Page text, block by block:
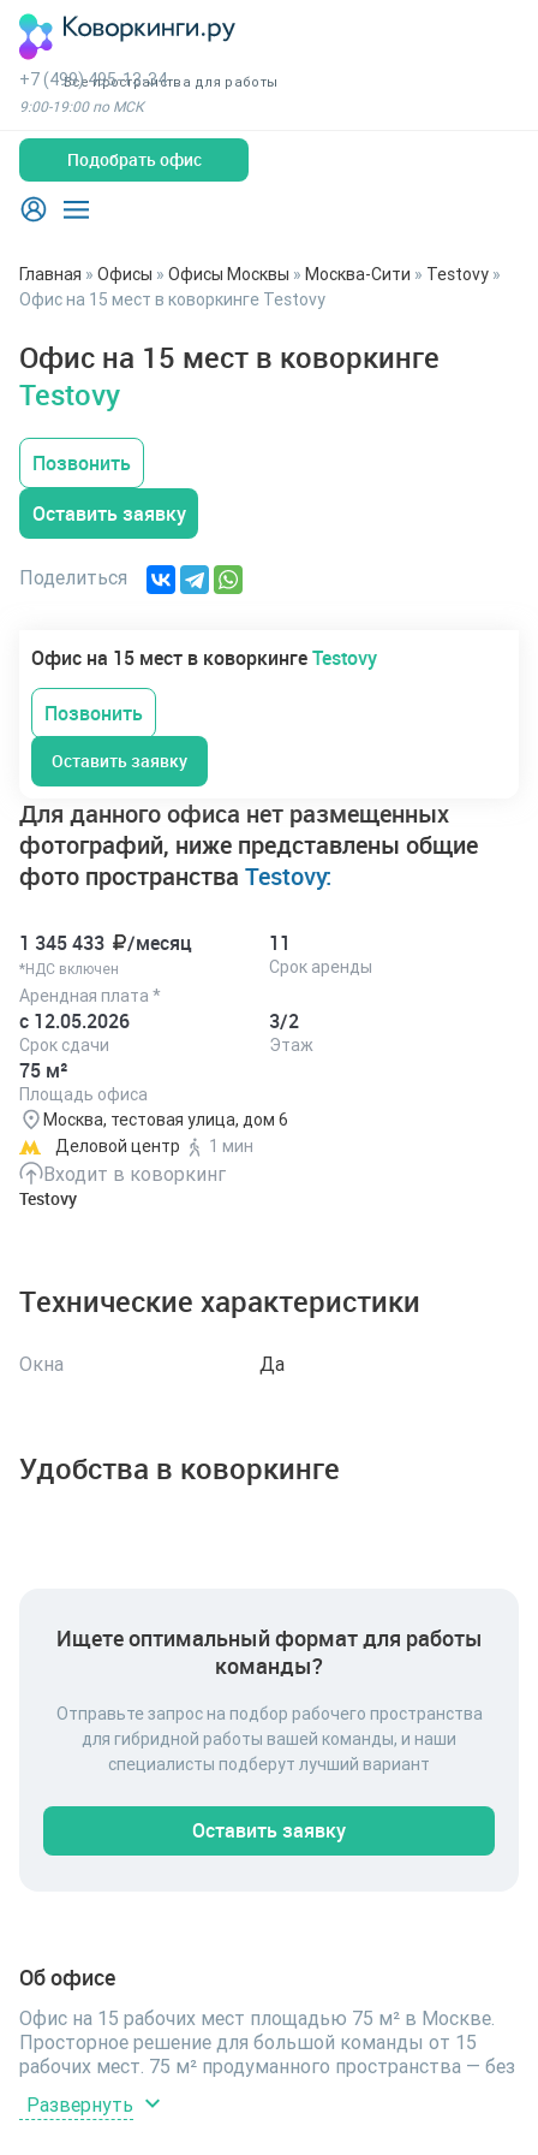
Все пространства для работы
+7 (499) 495-13-34
9:00-19:00 по МСК
Подобрать офис
Главная » Офисы » Офисы Москвы » Москва-Сити » Testovy »
Офис на 15 мест в коворкинге Testovy
Офис на 15 мест в коворкинге
Testovy
Поделиться
Позвонить
Оставить заявку
Офис на 15 мест в коворкингеTestovy
Позвонить
Оставить заявку
Для данного офиса нет размещенных
фотографий, ниже представлены общие
фото пространства Testovy:
Арендная плата *
1 345 433 /месяц
*НДС включен Срок аренды
11
Срок сдачи
с 12.05.2026
Этаж
3/2
Площадь офиса
75 м²
Москва, тестовая улица, дом 6
Деловой центр
1 мин
Входит в коворкинг
Testovy
Технические характеристики
Окна Да
Удобства в коворкинге
Ищете оптимальный формат для работы
команды?
Отправьте запрос на подбор рабочего пространства
для гибридной работы вашей команды, и наши
специалисты подберут лучший вариант
Оставить заявку
Об офисе
Офис на 15 рабочих мест площадью 75 м² в Москве.
Просторное решение для большой команды от 15
рабочих мест. 75 м² продуманного пространства — без
адресу тестовая улица, дом 6, на 3 этаже 2-этажного
Развернуть